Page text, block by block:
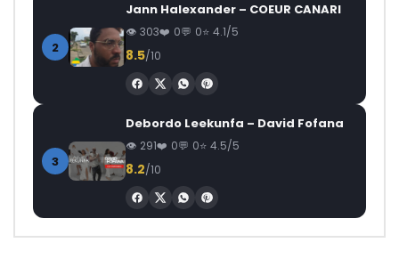
2
Jann Halexander – COEUR CANARI
303 0 0 4.1/5
8.5/10
3
Debordo Leekunfa – David Fofana
291 0 0 4.5/5
8.2/10